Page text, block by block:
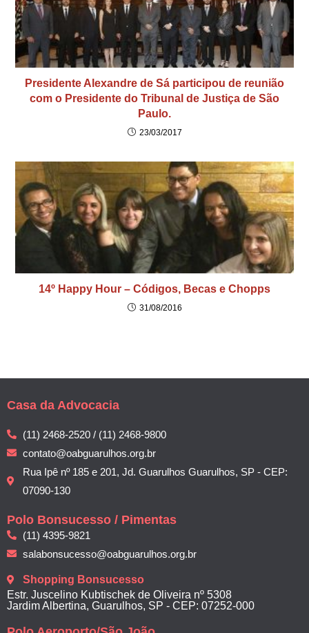
Presidente Alexandre de Sá participou de reunião
com o Presidente do Tribunal de Justiça de São
Paulo.
23/03/2017
14º Happy Hour – Códigos, Becas e Chopps
31/08/2016
Casa da Advocacia
(11) 2468-2520 / (11) 2468-9800
contato@oabguarulhos.org.br
Rua Ipê nº 185 e 201, Jd. Guarulhos Guarulhos, SP - CEP:
07090-130
Polo Bonsucesso / Pimentas
(11) 4395-9821
salabonsucesso@oabguarulhos.org.br
Shopping Bonsucesso
Estr. Juscelino Kubtischek de Oliveira nº 5308
Jardim Albertina, Guarulhos, SP - CEP: 07252-000